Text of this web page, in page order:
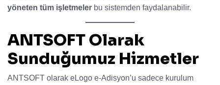
yöneten tüm işletmeler bu sistemden faydalanabilir.
ANTSOFT Olarak
Sunduğumuz Hizmetler
ANTSOFT olarak eLogo e-Adisyon’u sadece kurulum